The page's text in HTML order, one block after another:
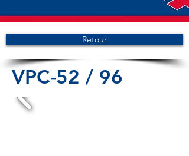
Retour
VPC-52 / 96